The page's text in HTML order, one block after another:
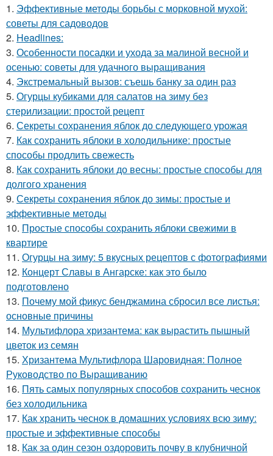
1. Эффективные методы борьбы с морковной мухой:
советы для садоводов
2. Headlines:
3. Особенности посадки и ухода за малиной весной и
осенью: советы для удачного выращивания
4. Экстремальный вызов: съешь банку за один раз
5. Огурцы кубиками для салатов на зиму без
стерилизации: простой рецепт
6. Секреты сохранения яблок до следующего урожая
7. Как сохранить яблоки в холодильнике: простые
способы продлить свежесть
8. Как сохранить яблоки до весны: простые способы для
долгого хранения
9. Секреты сохранения яблок до зимы: простые и
эффективные методы
10. Простые способы сохранить яблоки свежими в
квартире
11. Огурцы на зиму: 5 вкусных рецептов с фотографиями
12. Концерт Славы в Ангарске: как это было
подготовлено
13. Почему мой фикус бенджамина сбросил все листья:
основные причины
14. Мультифлора хризантема: как вырастить пышный
цветок из семян
15. Хризантема Мультифлора Шаровидная: Полное
Руководство по Выращиванию
16. Пять самых популярных способов сохранить чеснок
без холодильника
17. Как хранить чеснок в домашних условиях всю зиму:
простые и эффективные способы
18. Как за один сезон оздоровить почву в клубничной